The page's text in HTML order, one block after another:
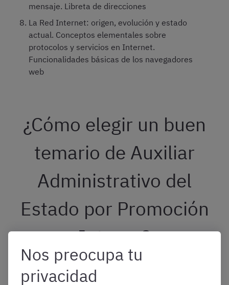
mensaje. Libreta de direcciones
La Red Internet: origen, evolución y estado
actual. Conceptos elementales sobre
protocolos y servicios en Internet.
Funcionalidades básicas de los navegadores
web
¿Cómo elegir un buen
temario de Auxiliar
Administrativo del
Estado por Promoción
Interna?
Para elegir un temario de Auxiliar Administrativo del
Nos preocupa tu
privacidad